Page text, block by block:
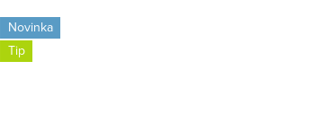
Novinka
Tip